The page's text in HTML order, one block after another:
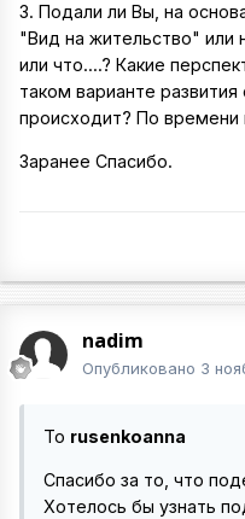
3. Подали ли Вы, на
"Вид на жительство" или
или что....? Какие
таком варианте
происходит? По времени
Заранее Спасибо.
nadim
Опубликовано 3
To rusenkoanna
Спасибо за то, что
Хотелось бы узнать